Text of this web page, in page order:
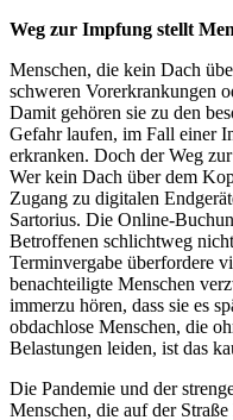
Weg zur Impfung stellt
Menschen, die kein Dach
schweren Vorerkrankungen
Damit gehören sie zu den
Gefahr laufen, im Fall einer
erkranken. Doch der Weg
Wer kein Dach über dem
Zugang zu digitalen
Sartorius. Die Online-
Betroffenen schlichtweg
Terminvergabe überfordere
benachteiligte Menschen
immerzu hören, dass sie es
obdachlose Menschen, die
Belastungen leiden, ist das
Die Pandemie und der
Menschen, die auf der